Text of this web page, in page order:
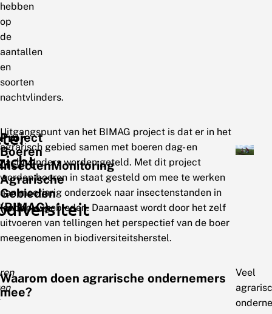
hebben
op
de
aantallen
en
soorten
nachtvlinders.
Project
Boeren
InsectenMonitoring
Agrarische
Gebieden
(BIMAG)
Uitgangspunt van het BIMAG project is dat er in het
agrarisch gebied samen met boeren dag- en
nachtvlinders worden geteld. Met dit project
worden boeren in staat gesteld om mee te werken
aan meerjarig onderzoek naar insectenstanden in
landbouwgebieden. Daarnaast wordt door het zelf
uitvoeren van tellingen het perspectief van de boer
meegenomen in biodiversiteitsherstel.
Waarom doen agrarische ondernemers
mee?
Veel